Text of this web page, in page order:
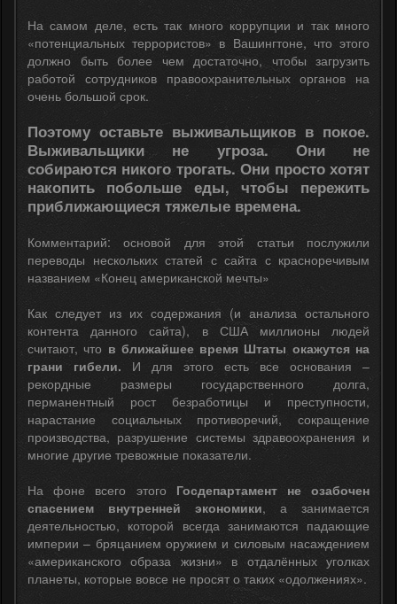
На самом деле, есть так много коррупции и так много
«потенциальных террористов» в Вашингтоне, что этого
должно быть более чем достаточно, чтобы загрузить
работой сотрудников правоохранительных органов на
очень большой срок.
Поэтому оставьте выживальщиков в покое.
Выживальщики не угроза. Они не
собираются никого трогать. Они просто хотят
накопить побольше еды, чтобы пережить
приближающиеся тяжелые времена.
Комментарий: основой для этой статьи послужили
переводы нескольких статей с сайта с красноречивым
названием «Конец американской мечты»
Как следует из их содержания (и анализа остального
контента данного сайта), в США миллионы людей
считают, что в ближайшее время Штаты окажутся на
грани гибели. И для этого есть все основания –
рекордные размеры государственного долга,
перманентный рост безработицы и преступности,
нарастание социальных противоречий, сокращение
производства, разрушение системы здравоохранения и
многие другие тревожные показатели.
На фоне всего этого Госдепартамент не озабочен
спасением внутренней экономики, а занимается
деятельностью, которой всегда занимаются падающие
империи – бряцанием оружием и силовым насаждением
«американского образа жизни» в отдалённых уголках
планеты, которые вовсе не просят о таких «одолжениях».